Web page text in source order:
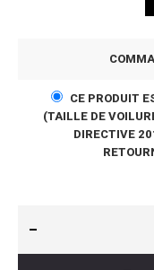
CE PRODUIT
(TAILLE DE
DIRECTIVE